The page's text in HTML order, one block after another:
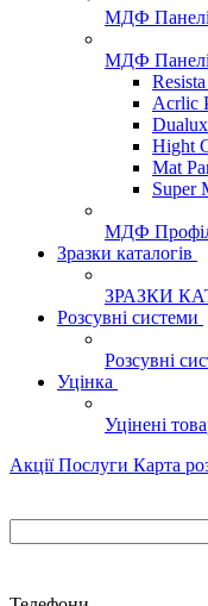
МДФ
МДФ
Acrlic
Hight
Mat
Super
МДФ
Зразки каталогів
ЗРАЗКИ
Розсувні системи
Розсувні
Уцінка
Уцінені
Акції Послуги Карта